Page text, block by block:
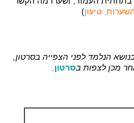
טיעון)
הנלמד לפני הצפייה בסרטון,
מכן לצפות בסרטון